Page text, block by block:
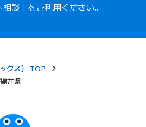
談」をご利用ください。
クス） TOP
福井県
）